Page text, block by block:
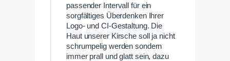
passender Intervall für ein
sorgfältiges Überdenken Ihrer
Logo- und CI-Gestaltung. Die
Haut unserer Kirsche soll ja nicht
schrumpelig werden sondern
immer prall und glatt sein, dazu